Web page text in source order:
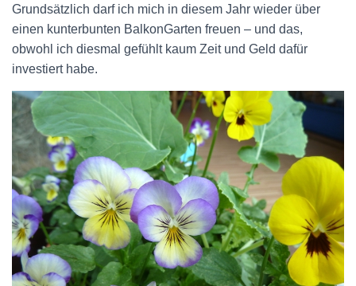
Grundsätzlich darf ich mich in diesem Jahr wieder über
einen kunterbunten BalkonGarten freuen – und das,
obwohl ich diesmal gefühlt kaum Zeit und Geld dafür
investiert habe.